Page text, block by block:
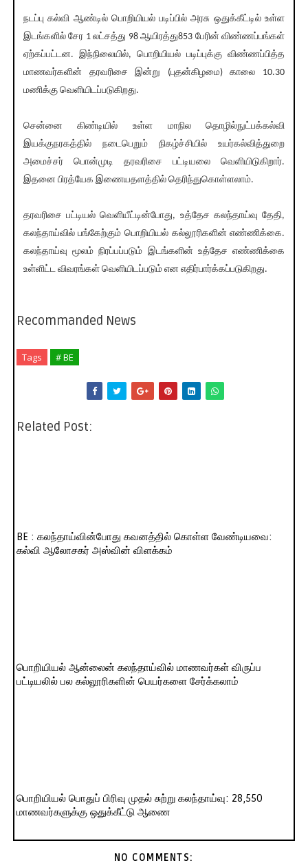
நடப்பு கல்வி ஆண்டில் பொறியியல் படிப்பில் அரசு ஒதுக்கீட்டில் உள்ள
இடங்களில் சேர 1 லட்சத்து 98 ஆயிரத்து853 பேரின் விண்ணப்பங்கள்
ஏற்கப்பட்டன. இந்நிலையில், பொறியியல் படிப்புக்கு விண்ணப்பித்த
மாணவர்களின் தரவரிசை இன்று (புதன்கிழமை) காலை 10.30
மணிக்கு வெளியிடப்படுகிறது.
சென்னை கிண்டியில் உள்ள மாநில தொழில்நுட்பக்கல்வி
இயக்குநரகத்தில் நடைபெறும் நிகழ்ச்சியில் உயர்கல்வித்துறை
அமைச்சர் பொன்முடி தரவரிசை பட்டியலை வெளியிடுகிறார்.
இதனை பிரத்யேக இணையதளத்தில் தெரிந்துகொள்ளலாம்.
தரவரிசை பட்டியல் வெளியீட்டின்போது, உத்தேச கலந்தாய்வு தேதி,
கலந்தாய்வில் பங்கேற்கும் பொறியியல் கல்லூரிகளின் எண்ணிக்கை.
கலந்தாய்வு மூலம் நிரப்பப்படும் இடங்களின் உத்தேச எண்ணிக்கை
உள்ளிட்ட விவரங்கள் வெளியிடப்படும் என எதிர்பார்க்கப்படுகிறது.
Recommanded News
Tags # BE
Related Post:
BE : கலந்தாய்வின்போது கவனத்தில் கொள்ள வேண்டியவை:
கல்வி ஆலோசகர் அஸ்வின் விளக்கம்
பொறியியல் ஆன்லைன் கலந்தாய்வில் மாணவர்கள் விருப்ப
பட்டியலில் பல கல்லூரிகளின் பெயர்களை சேர்க்கலாம்
பொறியியல் பொதுப் பிரிவு முதல் சுற்று கலந்தாய்வு: 28,550
மாணவர்களுக்கு ஒதுக்கீட்டு ஆணை
NO COMMENTS: